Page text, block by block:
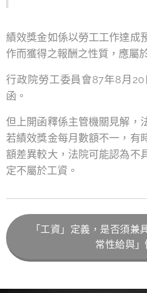
績效獎金如係以勞工工作達成
作而獲得之報酬之性質，應屬
行政院勞工委員會87年8月
函。
但上開函釋係主管機關見解，
若績效獎金每月數額不一，有
額差異較大，法院可能認為不
定不屬於工資。
「工資」定義，是否須兼
常性給與」